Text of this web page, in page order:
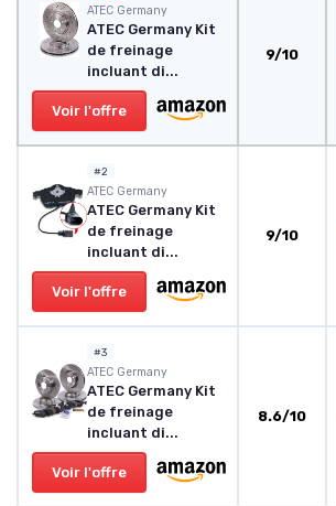
ATEC Germany
ATEC Germany Kit
de freinage
incluant di...
Voir l'offre
9/10
#2
ATEC Germany
ATEC Germany Kit
de freinage
incluant di...
Voir l'offre
9/10
#3
ATEC Germany
ATEC Germany Kit
de freinage
incluant di...
Voir l'offre
8.6/10